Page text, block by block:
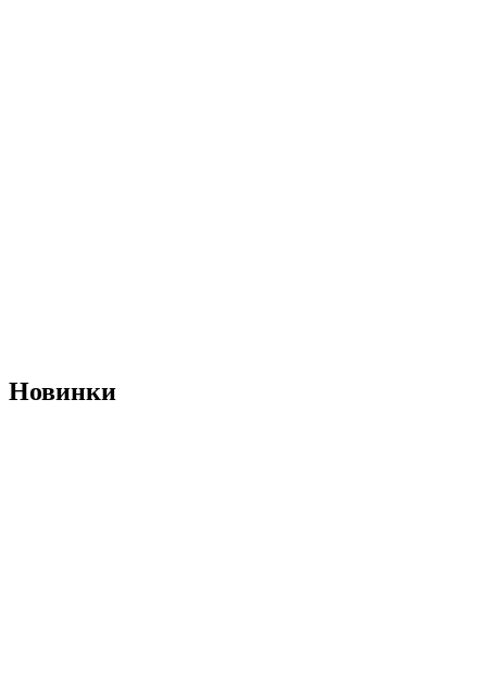
Новинки